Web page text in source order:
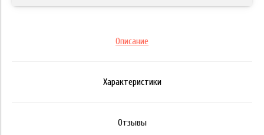
Описание
Характеристики
Отзывы